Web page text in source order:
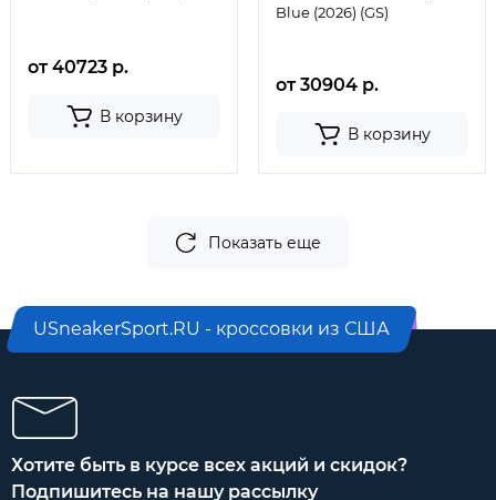
от 40723 р.
В корзину
Blue (2026) (GS)
от 30904 р.
В корзину
Показать еще
USneakerSport.RU - кроссовки из США
Хотите быть в курсе всех акций и скидок?
Подпишитесь на нашу рассылку